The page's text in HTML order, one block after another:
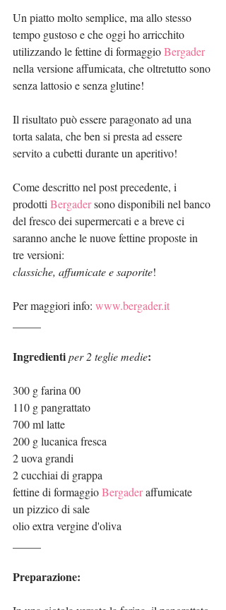
Un piatto molto semplice, ma allo stesso
tempo gustoso e che oggi ho arricchito
utilizzando le fettine di formaggio Bergader
nella versione affumicata, che oltretutto sono
senza lattosio e senza glutine!
Il risultato può essere paragonato ad una
torta salata, che ben si presta ad essere
servito a cubetti durante un aperitivo!
Come descritto nel post precedente, i
prodotti Bergader sono disponibili nel banco
del fresco dei supermercati e a breve ci
saranno anche le nuove fettine proposte in
tre versioni:
classiche, affumicate e saporite!
Per maggiori info: www.bergader.it
Ingredienti per 2 teglie medie:
300 g farina 00
110 g pangrattato
700 ml latte
200 g lucanica fresca
2 uova grandi
2 cucchiai di grappa
fettine di formaggio Bergader affumicate
un pizzico di sale
olio extra vergine d'oliva
Preparazione: